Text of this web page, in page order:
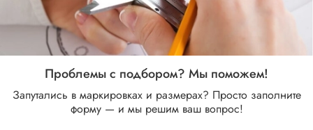
Цена по запросу
Написать в Telegram
Написать в WhatsApp
Написать в MAX
Цена по запросу
Написать в Telegram
Написать в WhatsApp
Написать в MAX
Проблемы с подбором? Мы поможем!
Запутались в маркировках и размерах? Просто заполните
форму — и мы решим ваш вопрос!